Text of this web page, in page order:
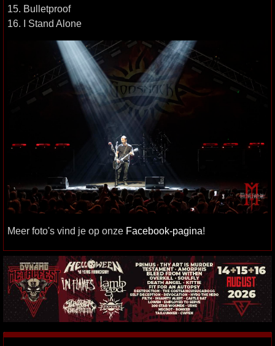
15. Bulletproof
16. I Stand Alone
Meer foto's vind je op onze Facebook-pagina!